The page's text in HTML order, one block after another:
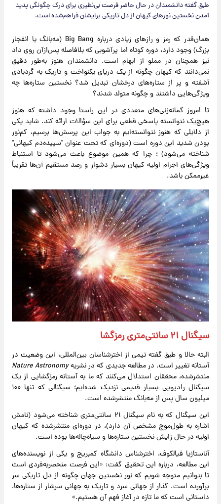
طبق گفته دانشمندان در حال حاضر فرصت بی‌نظیری برای درک چگونگی پدید
آمدن نخستین نورهای کیهان از دل تاریکی برایشان فراهم‌شده است.
همان‌قدر که رمز و رازهای زیادی درباره Big Bang (مه‌بانگ یا انفجار
بزرگ) وجود دارد، دوره کوتاه اما پرآشوبی که بلافاصله پس‌ازآن روی داد
نیز همچنان در مملو از ابهام است. دانشمندان هنوز به‌طور دقیق
نمی‌دانند که کیهان چگونه از یک دریای یکنواخت و تاریک به گردبادی
آشفته و پر از ستاره‌های درخشان تبدیل شد؟ نخستین ستاره‌ها چه
ویژگی‌هایی داشتند و چگونه متولد شدند؟
تا امروز گمانه‌زنی‌های متعددی در این راستا وجود داشته که هنوز
هیچ‌یک نتوانسته پاسخی قطعی برای این سؤالات ارائه کند. شاید یکی
از دلایلی که هنوز نتوانسته‌ایم به جواب این پرسش‌ها برسیم، کم‌نور
بودن شدید این دوره است (دوره‌ای که تحت عنوان "سپیده‌دم کیهانی"
شناخته می‌شود) ؛ چرا که همین موضوع باعث می‌شود تا استنباط
ویژگی‌های اجرام اولیه کیهان بسیار دشوار و رصد مستقیم آن‌ها تقریباً
غیرممکن باشد.
سیگنال ۲۱ سانتی‌متری رمزگشا
البته حالا و طبق گفته تیمی از اخترشناسان بین‌المللی، این وضعیت در
آستانه تغییر است. در مطالعه جدیدی که در نشریهNature Astronomy
منتشرشده، محققان استدلال می‌کنند که ما به آستانه رمزگشایی از یک
سیگنال رادیویی بسیار قدیمی نزدیک شده‌ایم؛ سیگنالی که تنها ۱۰۰
میلیون سال پس از مه‌بانگ منتشرشده است.
این سیگنال که به نام سیگنال ۲۱ سانتی‌متری شناخته می‌شود (نامش
اشاره به طول‌موج مشخص آن دارد)، در دوره‌ای منتشرشده که کیهان
اولیه در حال زایش نخستین ستاره‌ها و سیاه‌چاله‌ها بوده است.
آناستازیا فیالکوف، اخترشناس دانشگاه کمبریج و یکی از نویسنده‌های
این مطالعه، درباره این تحقیق گفت: «این فرصت منحصربه‌فردی است
تا بتوانیم متوجه شویم که نور نخستین جهان چگونه از دل تاریکی سر
برآورده است. گذار از جهانی سرد و تاریک به جهانی سرشار از ستاره‌ها،
داستانی است که ما تازه در آغاز فهم آن هستیم.»